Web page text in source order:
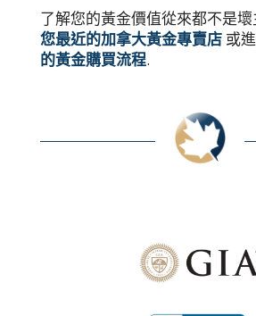
了解您的黃金價值從來都不是壞
您最近的加拿大黃金專賣店或
的黃金購買流程.